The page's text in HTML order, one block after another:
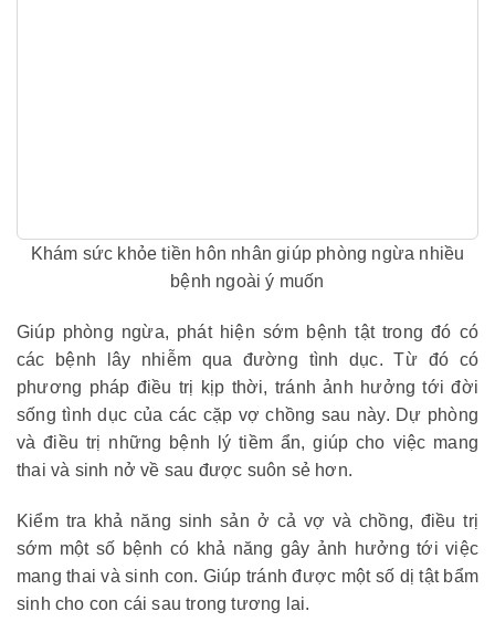
Khám sức khỏe tiền hôn nhân giúp phòng ngừa nhiều
bệnh ngoài ý muốn
Giúp phòng ngừa, phát hiện sớm bệnh tật trong đó có
các bệnh lây nhiễm qua đường tình dục. Từ đó có
phương pháp điều trị kịp thời, tránh ảnh hưởng tới đời
sống tình dục của các cặp vợ chồng sau này. Dự phòng
và điều trị những bệnh lý tiềm ẩn, giúp cho việc mang
thai và sinh nở về sau được suôn sẻ hơn.
Kiểm tra khả năng sinh sản ở cả vợ và chồng, điều trị
sớm một số bệnh có khả năng gây ảnh hưởng tới việc
mang thai và sinh con. Giúp tránh được một số dị tật bẩm
sinh cho con cái sau trong tương lai.